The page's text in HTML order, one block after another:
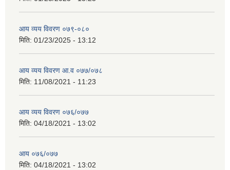
आय व्यय विवरण ०७९-०८०
मिति: 01/23/2025 - 13:12
आय व्यय विवरण आ.व ०७७/०७८
मिति: 11/08/2021 - 11:23
आय व्यय विवरण ०७६/०७७
मिति: 04/18/2021 - 13:02
आय ०७६/०७७
मिति: 04/18/2021 - 13:02